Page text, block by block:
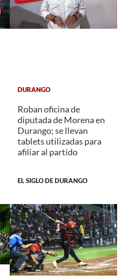
DURANGO
Roban oficina de
diputada de Morena en
Durango; se llevan
tablets utilizadas para
afiliar al partido
EL SIGLO DE DURANGO